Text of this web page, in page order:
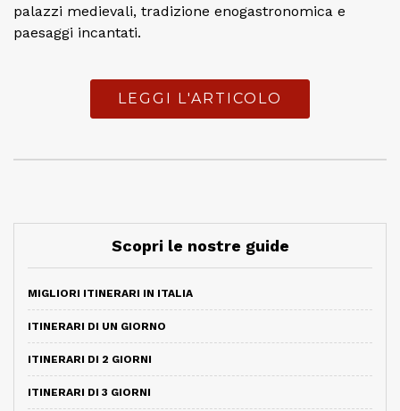
palazzi medievali, tradizione enogastronomica e
paesaggi incantati.
LEGGI L'ARTICOLO
Scopri le nostre guide
MIGLIORI ITINERARI IN ITALIA
ITINERARI DI UN GIORNO
ITINERARI DI 2 GIORNI
ITINERARI DI 3 GIORNI